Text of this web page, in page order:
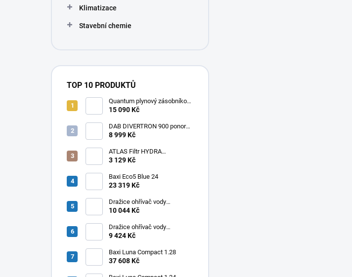
Klimatizace
Stavební chemie
TOP 10 PRODUKTŮ
Quantum plynový zásobníkový
ohřívač Q7 EU 30 NORS/E 115l
15 090 Kč
DAB DIVERTRON 900 ponorné
6" čerpadlo do vrtů a studní
8 999 Kč
ATLAS Filtr HYDRA
RAINMASTER TRIO RSH 1" +
3 129 Kč
Baxi Eco5 Blue 24
23 319 Kč
Dražice ohřívač vody
elektrický svislý OKHE ONE/E
10 044 Kč
Dražice ohřívač vody
elektrický svislý OKHE ONE/E
9 424 Kč
Baxi Luna Compact 1.28
37 608 Kč